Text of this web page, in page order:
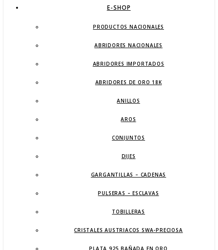
E-SHOP
PRODUCTOS NACIONALES
ABRIDORES NACIONALES
ABRIDORES IMPORTADOS
ABRIDORES DE ORO 18K
ANILLOS
AROS
CONJUNTOS
DIJES
GARGANTILLAS – CADENAS
PULSERAS – ESCLAVAS
TOBILLERAS
CRISTALES AUSTRIACOS SWA-PRECIOSA
PLATA 925 BAÑADA EN ORO